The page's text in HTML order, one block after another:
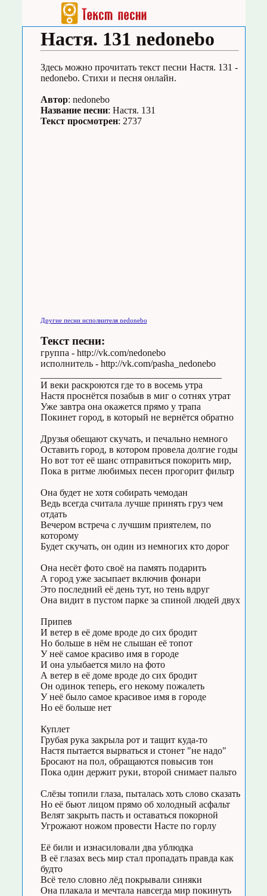
Настя. 131 nedonebo
Здесь можно прочитать текст песни Настя. 131 -
nedonebo. Стихи и песня онлайн.
Автор: nedonebo
Название песни: Настя. 131
Текст просмотрен: 2737
Другие песни исполнителя nedonebo
Текст песни:
группа - http://vk.com/nedonebo
исполнитель - http://vk.com/pasha_nedonebo
И веки раскроются где то в восемь утра
Настя проснётся позабыв в миг о сотнях утрат
Уже завтра она окажется прямо у трапа
Покинет город, в который не вернётся обратно
Друзья обещают скучать, и печально немного
Оставить город, в котором провела долгие годы
Но вот тот её шанс отправиться покорить мир,
Пока в ритме любимых песен прогорит фильтр
Она будет не хотя собирать чемодан
Ведь всегда считала лучше принять груз чем
отдать
Вечером встреча с лучшим приятелем, по
которому
Будет скучать, он один из немногих кто дорог
Она несёт фото своё на память подарить
А город уже засыпает включив фонари
Это последний её день тут, но тень вдруг
Она видит в пустом парке за спиной людей двух
Припев
И ветер в её доме вроде до сих бродит
Но больше в нём не слышан её топот
У неё самое красиво имя в городе
И она улыбается мило на фото
А ветер в её доме вроде до сих бродит
Он одинок теперь, его некому пожалеть
У неё было самое красивое имя в городе
Но её больше нет
Куплет
Грубая рука закрыла рот и тащит куда-то
Настя пытается вырваться и стонет "не надо"
Бросают на пол, обращаются повысив тон
Пока один держит руки, второй снимает пальто
Слёзы топили глаза, пыталась хоть слово сказать
Но её бьют лицом прямо об холодный асфальт
Велят закрыть пасть и оставаться покорной
Угрожают ножом провести Насте по горлу
Её били и изнасиловали два ублюдка
В её глазах весь мир стал пропадать правда как
будто
Всё тело словно лёд покрывали синяки
Она плакала и мечтала навсегда мир покинуть